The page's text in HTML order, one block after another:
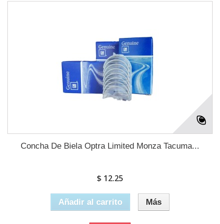
Concha De Biela Optra Limited Monza Tacuma...
$ 12.25
Añadir al carrito Más